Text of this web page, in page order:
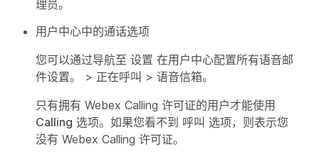
理员。
用户中心中的通话选项
您可以通过导航至 设置 在用户中心配置所有语音邮
件设置。 > 正在呼叫 > 语音信箱。
只有拥有 Webex Calling 许可证的用户才能使用
Calling 选项。如果您看不到 呼叫 选项，则表示您
没有 Webex Calling 许可证。